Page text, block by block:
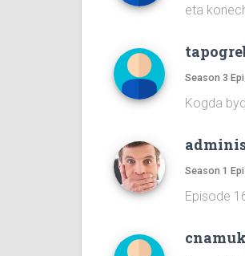
eta
Season 3
Kogda
Season 1
Episode